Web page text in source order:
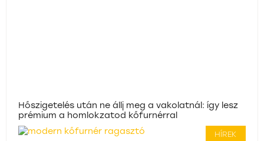
Hőszigetelés után ne állj meg a vakolatnál: így lesz
prémium a homlokzatod kőfurnérral
HÍREK